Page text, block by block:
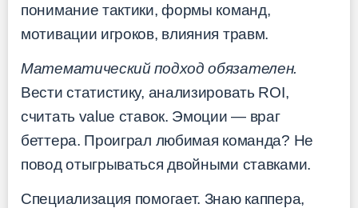
понимание тактики, формы команд,
мотивации игроков, влияния травм.
Математический подход обязателен.
Вести статистику, анализировать ROI,
считать value ставок. Эмоции — враг
беттера. Проиграл любимая команда? Не
повод отыгрываться двойными ставками.
Специализация помогает. Знаю каппера,